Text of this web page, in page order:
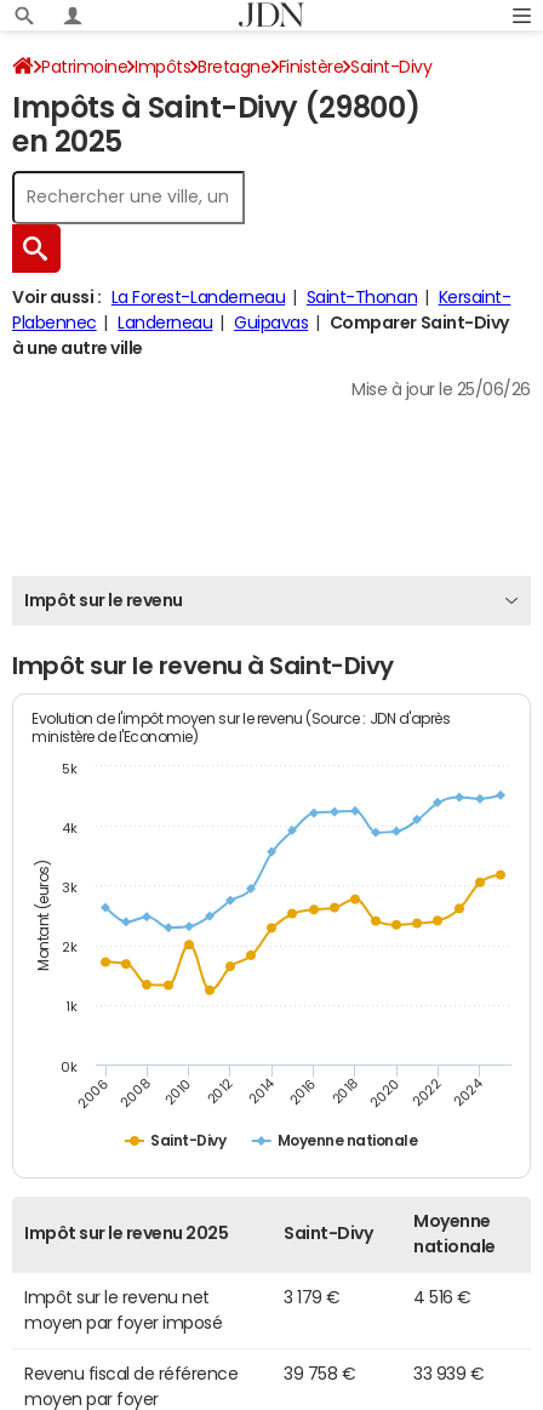
Patrimoine Impôts Bretagne Finistère Saint-Divy
Impôt sur le revenu
Impôts à Saint-Divy (29800)
en 2025
Voir aussi : La Forest-Landerneau Saint-Thonan
Kersaint-
Plabennec
Landerneau Guipavas
Comparer Saint-Divy
à une autre ville
Mise à jour le 25/06/26
Impôt sur le revenu
Impôt sur le revenu à Saint-Divy
Montant (euros)
Evolution de l'impôt moyen sur le revenu (Source : JDN d'après
ministère de l'Economie)
Saint-Divy Moyenne nationale
2006 2008 2010 2012 2014 2016 2018 2020 2022 2024
0k
1k
2k
3k
4k
5k
Impôt sur le revenu 2025 Saint-Divy
Moyenne
nationale
Impôt sur le revenu net
moyen par foyer imposé
3 179 € 4 516 €
Revenu fiscal de référence
moyen par foyer
39 758 € 33 939 €